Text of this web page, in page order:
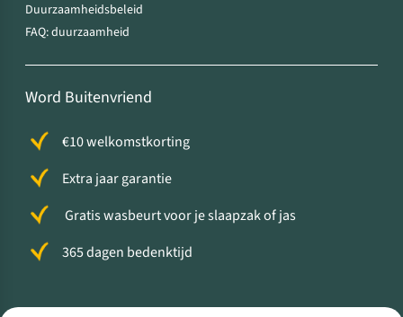
Duurzaamheidsbeleid
FAQ: duurzaamheid
Word Buitenvriend
€10 welkomstkorting
Extra jaar garantie
Gratis wasbeurt voor je slaapzak of jas
365 dagen bedenktijd